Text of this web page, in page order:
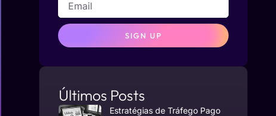
SIGN UP
Últimos Posts
Estratégias de Tráfego Pago